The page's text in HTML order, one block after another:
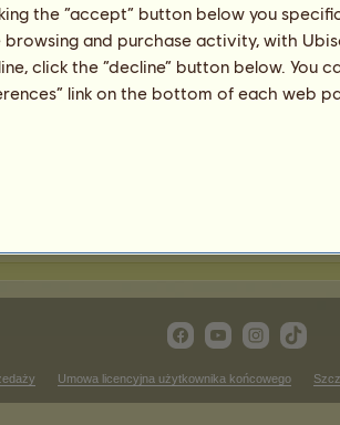
jeździectwa western
Brak
w ujeżdżeniu
Umowa licencyjna użytkownika końcowego
the “accept” button below you
and purchase activity, with
click the “decline” button below. You
link on the bottom of each web